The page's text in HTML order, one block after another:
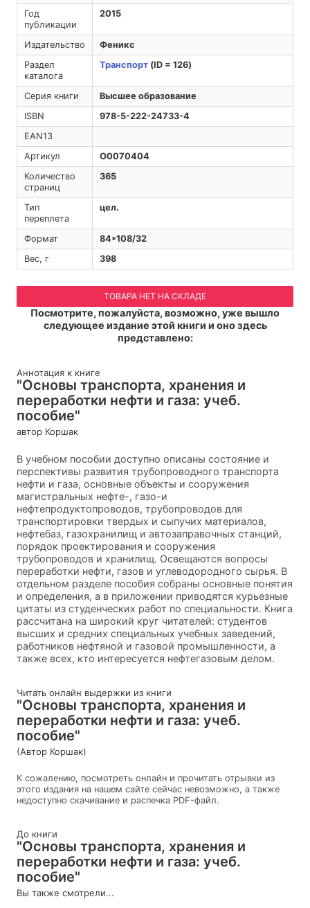
Год
публикации
2015
Издательство
Феникс
Раздел
каталога
Транспорт(ID = 126)
Серия книги
Высшее образование
ISBN
978-5-222-24733-4
EAN13
Артикул
O0070404
Количество
страниц
365
Тип
переплета
цел.
Формат
84*108/32
Вес, г
398
ТОВАРА НЕТ НА СКЛАДЕ
Посмотрите, пожалуйста, возможно, уже вышло
следующее издание этой книги и оно здесь
представлено:
Аннотация к книге
"Основы транспорта, хранения и
переработки нефти и газа: учеб.
пособие"
автор Коршак
В учебном пособии доступно описаны состояние и
перспективы развития трубопроводного транспорта
нефти и газа, основные объекты и сооружения
магистральных нефте-, газо-и
нефтепродуктопроводов, трубопроводов для
транспортировки твердых и сыпучих материалов,
нефтебаз, газохранилищ и автозаправочных станций,
порядок проектирования и сооружения
трубопроводов и хранилищ. Освещаются вопросы
переработки нефти, газов и углеводородного сырья. В
отдельном разделе пособия собраны основные понятия
и определения, а в приложении приводятся курьезные
цитаты из студенческих работ по специальности. Книга
рассчитана на широкий круг читателей: студентов
высших и средних специальных учебных заведений,
работников нефтяной и газовой промышленности, а
также всех, кто интересуется нефтегазовым делом.
Читать онлайн выдержки из книги
"Основы транспорта, хранения и
переработки нефти и газа: учеб.
пособие"
(Автор Коршак)
К сожалению, посмотреть онлайн и прочитать отрывки из
этого издания на нашем сайте сейчас невозможно, а также
недоступно скачивание и распечка PDF-файл.
До книги
"Основы транспорта, хранения и
переработки нефти и газа: учеб.
пособие"
Вы также смотрели...